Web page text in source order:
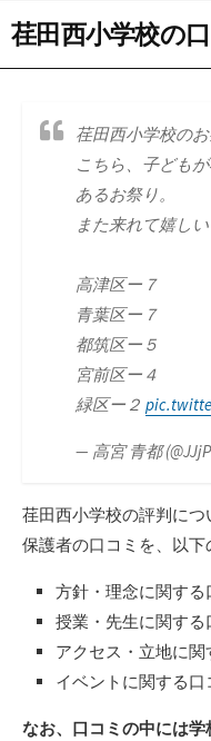
荏田西小学校の
荏田西小学校の
こちら、子ども
あるお祭り。
また来れて嬉しい
高津区ー７
青葉区ー７
都筑区ー５
宮前区ー４
緑区ー２
— 高宮 青都
荏田西小学校の評判に
保護者の口コミを、以下
方針・理念に関する
授業・先生に関する
アクセス・立地に関
イベントに関する口
なお、口コミの中には